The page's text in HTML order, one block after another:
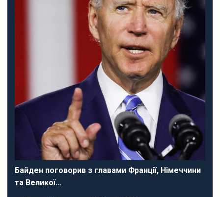
Байден поговорив з главами Франції, Німеччини
та Великої…